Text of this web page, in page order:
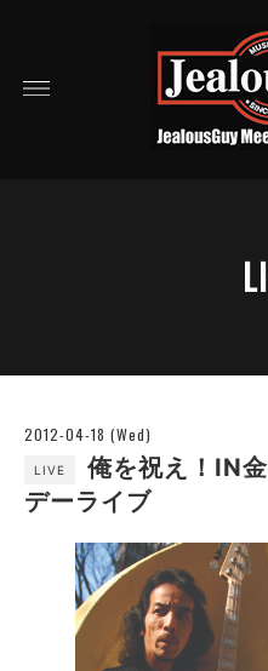
2012-04-18 (Wed)
LIVE
俺を祝え！IN
デーライブ